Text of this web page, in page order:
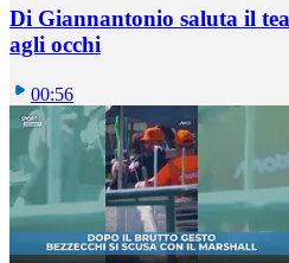
Di Giannantonio saluta il
agli occhi
00:56